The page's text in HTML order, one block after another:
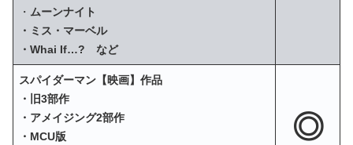
・ ムーンナイト
・ミス・マーベル
・Whai If…? など
スパイダーマン【映画】作品
・旧3部作
・アメイジング2部作
・MCU版
◎